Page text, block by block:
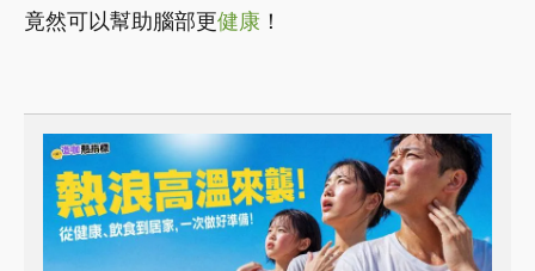
竟然可以幫助腦部更健康 ！